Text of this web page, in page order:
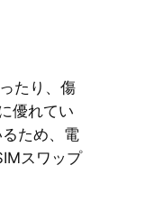
たり、傷
優れてい
ため、電
スワップ